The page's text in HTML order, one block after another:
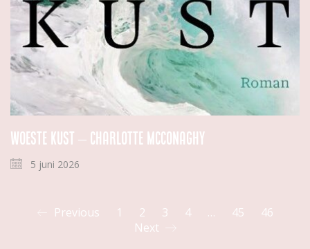
Woeste kust – Charlotte McConaghy
5 juni 2026
Previous 1 2 3 4 … 45
46
Next